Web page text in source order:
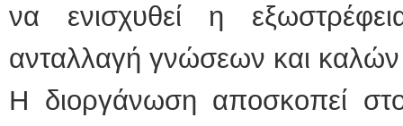
να ενισχυθεί η
ανταλλαγή γνώσεων και
Η διοργάνωση αποσκοπεί